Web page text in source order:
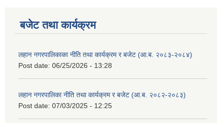
बजेट तथा कार्यक्रम
लहान नगरपालिकाका नीति तथा कार्यक्रम र बजेट (आ.ब. २०८३-२०८४)
Post date: 06/25/2026 - 13:28
लहान नगरपालिका नीति तथा कार्यक्रम र बजेट (आ.ब. २०८२-२०८३)
Post date: 07/03/2025 - 12:25